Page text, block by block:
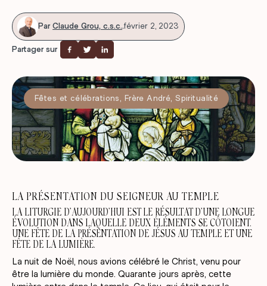
Par Claude Grou, c.s.c..février 2, 2023
Partager sur
Fêtes et célébrations Frère André ,Spiritualité
LA PRÉSENTATION DU SEIGNEUR AU TEMPLE
LA LITURGIE D’AUJOURD’HUI EST LE RÉSULTAT D’UNE LONGUE
ÉVOLUTION DANS LAQUELLE DEUX ÉLÉMENTS SE CÔTOIENT.
UNE FÊTE DE LA PRÉSENTATION DE JÉSUS AU TEMPLE ET UNE
FÊTE DE LA LUMIÈRE.
La nuit de Noël, nous avions célébré le Christ, venu pour
être la lumière du monde. Quarante jours après, cette